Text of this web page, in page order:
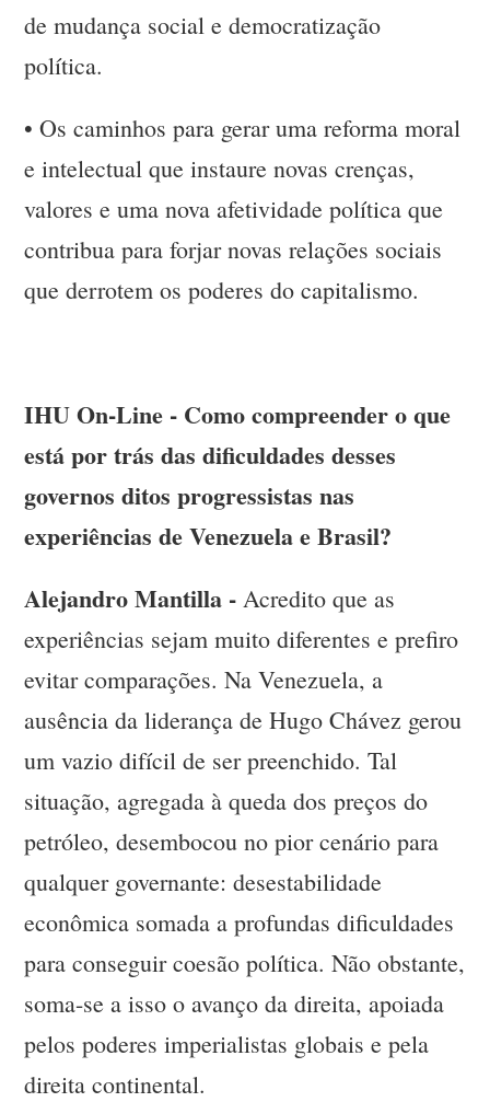
de mudança social e democratização
política.
• Os caminhos para gerar uma reforma moral
e intelectual que instaure novas crenças,
valores e uma nova afetividade política que
contribua para forjar novas relações sociais
que derrotem os poderes do capitalismo.
IHU On-Line - Como compreender o que
está por trás das dificuldades desses
governos ditos progressistas nas
experiências de Venezuela e Brasil?
Alejandro Mantilla -Acredito que as
experiências sejam muito diferentes e prefiro
evitar comparações. Na Venezuela, a
ausência da liderança de Hugo Chávez gerou
um vazio difícil de ser preenchido. Tal
situação, agregada à queda dos preços do
petróleo, desembocou no pior cenário para
qualquer governante: desestabilidade
econômica somada a profundas dificuldades
para conseguir coesão política. Não obstante,
soma-se a isso o avanço da direita, apoiada
pelos poderes imperialistas globais e pela
direita continental.